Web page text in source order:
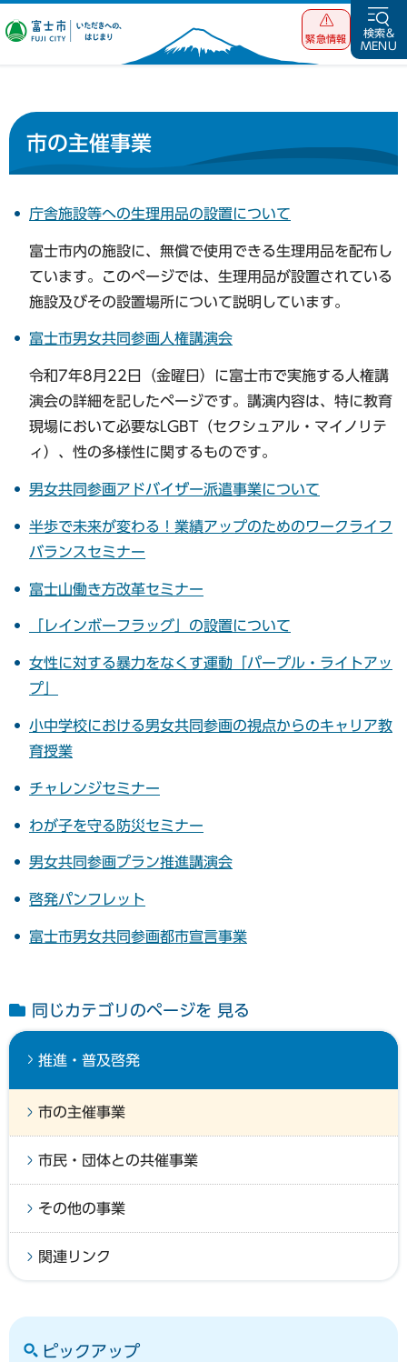
富士市 いただ
緊急情報
検索&
MENU
市の主催事業
庁舎施設等への生理用品の設置について
富士市内の施設に、無償で使用できる生理用品を配布し
ています。このページでは、生理用品が設置されている
施設及びその設置場所について説明しています。
富士市男女共同参画人権講演会
令和7年8月22日（金曜日）に富士市で実施する人権講
演会の詳細を記したページです。講演内容は、特に教育
現場において必要なLGBT（セクシュアル・マイノリテ
ィ）、性の多様性に関するものです。
男女共同参画アドバイザー派遣事業について
半歩で未来が変わる！業績アップのためのワークライフ
バランスセミナー
富士山働き方改革セミナー
「レインボーフラッグ」の設置について
女性に対する暴力をなくす運動「パープル・ライトアッ
プ」
小中学校における男女共同参画の視点からのキャリア教
育授業
チャレンジセミナー
わが子を守る防災セミナー
男女共同参画プラン推進講演会
啓発パンフレット
富士市男女共同参画都市宣言事業
同じカテゴリのページを 見る
推進・普及啓発
市の主催事業
市民・団体との共催事業
その他の事業
関連リンク
ピックアップ